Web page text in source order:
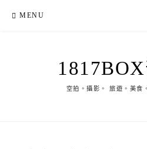
MENU
空拍。攝影。 旅遊。美食